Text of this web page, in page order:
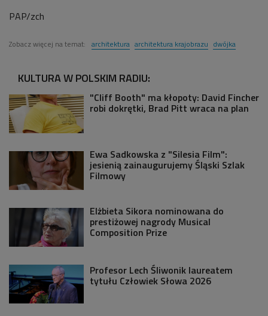
PAP/zch
Zobacz więcej na temat: architektura architektura krajobrazu dwójka
KULTURA W POLSKIM RADIU:
"Cliff Booth" ma kłopoty: David Fincher
robi dokrętki, Brad Pitt wraca na plan
Ewa Sadkowska z "Silesia Film":
jesienią zainaugurujemy Śląski Szlak
Filmowy
Elżbieta Sikora nominowana do
prestiżowej nagrody Musical
Composition Prize
Profesor Lech Śliwonik laureatem
tytułu Człowiek Słowa 2026